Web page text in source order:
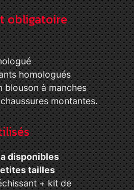
obligatoire
homologués
blouson à manches
montantes.
disponibles
tailles
+ kit de